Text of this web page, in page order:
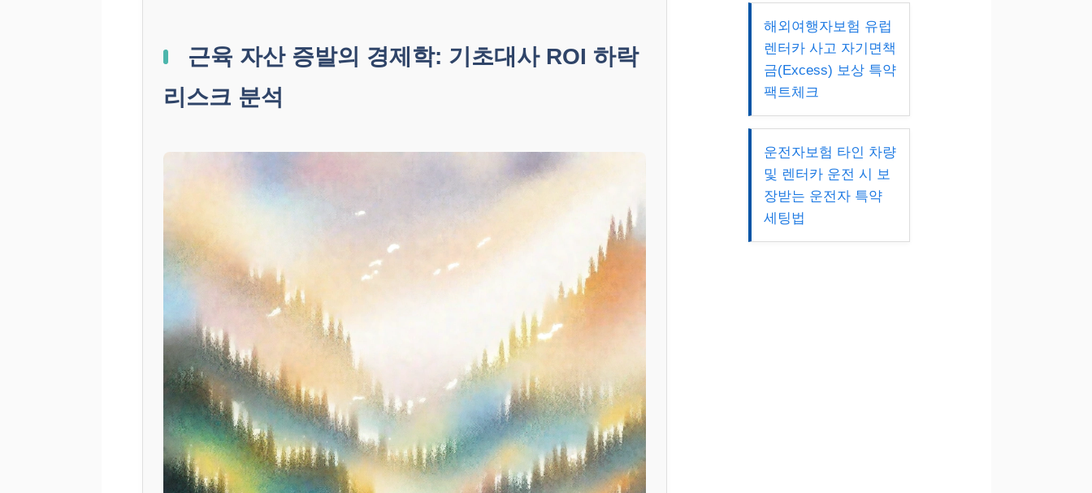
근육 자산 증발의 경제학: 기초대사 ROI 하락
리스크 분석
해외여행자보험 유럽
렌터카 사고 자기면책
금(Excess) 보상 특약
팩트체크
운전자보험 타인 차량
및 렌터카 운전 시 보
장받는 운전자 특약
세팅법